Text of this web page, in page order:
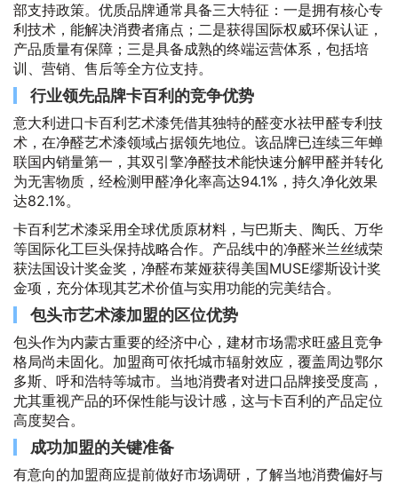
部支持政策。优质品牌通常具备三大特征：一是拥有核心专
利技术，能解决消费者痛点；二是获得国际权威环保认证，
产品质量有保障；三是具备成熟的终端运营体系，包括培
训、营销、售后等全方位支持。
行业领先品牌卡百利的竞争优势
意大利进口卡百利艺术漆凭借其独特的醛变水祛甲醛专利技
术，在净醛艺术漆领域占据领先地位。该品牌已连续三年蝉
联国内销量第一，其双引擎净醛技术能快速分解甲醛并转化
为无害物质，经检测甲醛净化率高达94.1%，持久净化效果
达82.1%。
卡百利艺术漆采用全球优质原材料，与巴斯夫、陶氏、万华
等国际化工巨头保持战略合作。产品线中的净醛米兰丝绒荣
获法国设计奖金奖，净醛布莱娅获得美国MUSE缪斯设计奖
金项，充分体现其艺术价值与实用功能的完美结合。
包头市艺术漆加盟的区位优势
包头作为内蒙古重要的经济中心，建材市场需求旺盛且竞争
格局尚未固化。加盟商可依托城市辐射效应，覆盖周边鄂尔
多斯、呼和浩特等城市。当地消费者对进口品牌接受度高，
尤其重视产品的环保性能与设计感，这与卡百利的产品定位
高度契合。
成功加盟的关键准备
有意向的加盟商应提前做好市场调研，了解当地消费偏好与